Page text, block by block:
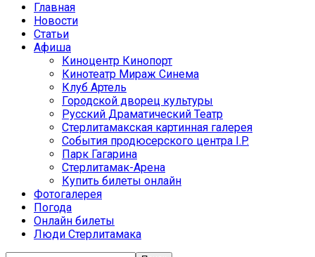
Главная
Новости
Статьи
Афиша
Киноцентр Кинопорт
Кинотеатр Мираж Синема
Клуб Артель
Городской дворец культуры
Русский Драматический Театр
Стерлитамакская картинная галерея
События продюсерского центра I.P.
Парк Гагарина
Стерлитамак-Арена
Купить билеты онлайн
Фотогалерея
Погода
Онлайн билеты
Люди Стерлитамака